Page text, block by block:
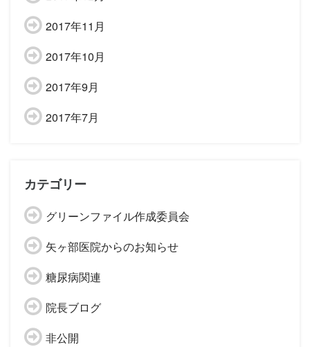
2017年11月
2017年10月
2017年9月
2017年7月
カテゴリー
グリーンファイル作成委員会
矢ヶ部医院からのお知らせ
糖尿病関連
院長ブログ
非公開